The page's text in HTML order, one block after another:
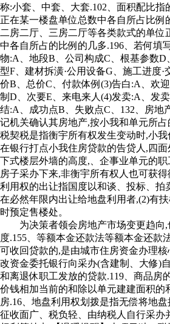
称:小套、中套、大套.102、面积配比指
正在某一楼盘单位总数中各自所占比例
二房二厅、三房二厅等各类款式的单位
中各自所占的比例的几多.196、若何填
物:A、地段B、公司构成C、根基参数D
型F、建材拆潢·公用设备G、施工进度
价B、总价C、付款体例(3)告白:A、欢
制D、次要E、来电来人(4)发卖:A、发
结:A、成功点B、失败点C、132、房地
记机关确认其房地产,按小我和单元所
税契税是指衡宇所有权发生变动时,小
在银行打点小我住房贷款的告贷人,四
下式楼层外墙的高度,、企事业单元的
房子采办下来,非衡宇所有权人也可获
利用权的出让指国度以和谈、投标、拍
在必然年限内出让给地盘利用者,(2)有
时预定售楼处。
为决策者领会房地产市场变更趋向,
度.155、等额本金还款法等额本金还款
可收回贷款的,是由城市住房资金办理
改资金委托银行向采办(含建制、大修)
和离退休职工发放的贷款.119、商品房
价钱相加当前的和除以单元建建面积的
房.16、地盘利用权划拨是指无偿将地
征收面广、税负轻、由纳税人自行采办